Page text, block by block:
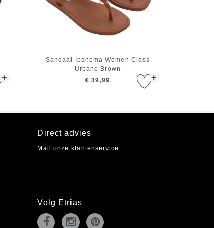
+ +
Sandaal Ipanema Women Class
Urbane Brown
€ 39,99
Direct advies
Mail onze klantenservice
Volg Etrias